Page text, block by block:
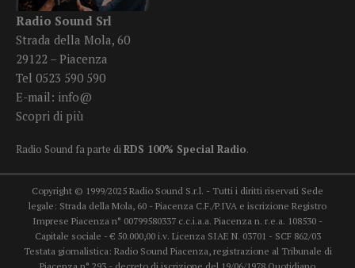
Radio Sound Srl
Strada della Mola, 60
29122 – Piacenza
Tel 0523 590 590
E-mail: info@
Scopri di più
Radio Sound fa parte diRDS 100% Special Radio.
Copyright © 1999/2025 Radio Sound S.r.l. - Tutti i diritti riservati Sede
legale: Strada della Mola, 60 - Piacenza C.F./P.IVA e iscrizione Registro
Imprese Piacenza n° 00799580337 c.c.i.a.a. Piacenza n. r.e.a. 108530 -
Capitale sociale - € 50.000,00 i.v. Licenza SIAE N. 03701 - SCF 862/03
Testata giornalistica: Radio Sound Piacenza, registrazione al Tribunale di